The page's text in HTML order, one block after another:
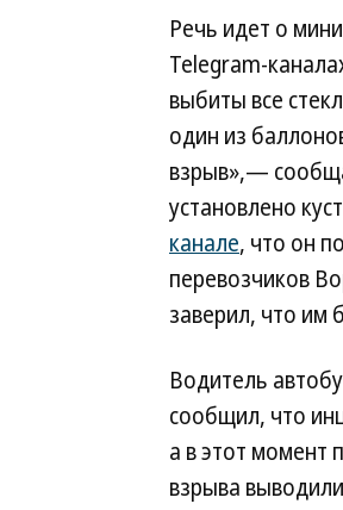
Речь идет о
Telegram-
выбиты все
один из
взрыв»,—
установлено
канале, что он
перевозчиков
заверил, что им
Водитель
сообщил, что
а в этот момент
взрыва